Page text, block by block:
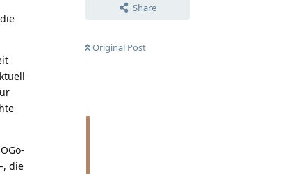
Share
Original Post
die